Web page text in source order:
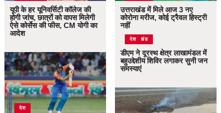
यूपी के हर यूनिवर्सिटी कॉलेज की
होगी जांच, छात्रों को वापस मिलेगी
ऐसे कोर्सेस की फीस, CM योगी का
आदेश
देश
उत्तराखंड में मिले आज 3 नए
कोरोना मरीज, कोई ट्रैवल हिस्ट्री
नहीं
उत्तराखंड
देश
डीएम ने दूरस्थ क्षेत्र लाखामंडल में
बहुउद्देशीय शिविर लगाकर सुनी जन
समस्याएं